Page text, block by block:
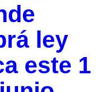
ley
este 1